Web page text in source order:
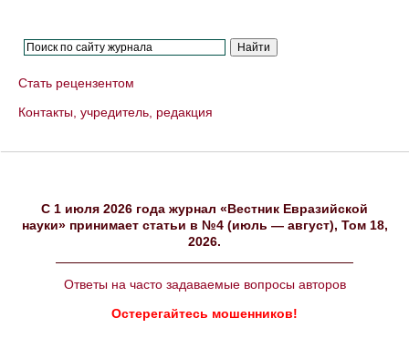
Стать рецензентом
Контакты, учредитель, редакция
C 1 июля 2026 года журнал «Вестник Евразийской
науки» принимает статьи в №4 (июль — август), Том 18,
2026.
Ответы на часто задаваемые вопросы авторов
Остерегайтесь мошенников!